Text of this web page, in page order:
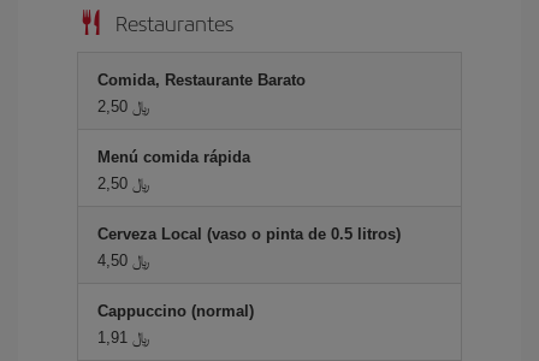
Restaurantes
Comida, Restaurante Barato
2,50 ﷼
Menú comida rápida
2,50 ﷼
Cerveza Local (vaso o pinta de 0.5 litros)
4,50 ﷼
Cappuccino (normal)
1,91 ﷼